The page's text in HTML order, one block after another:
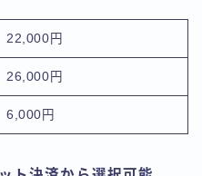
22,000円
26,000円
6,000円